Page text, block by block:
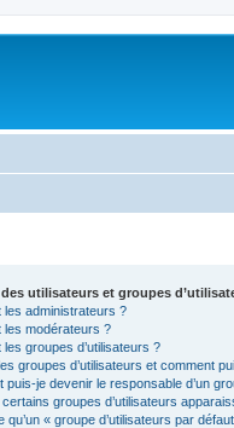
utilisateurs et groupes
les administrateurs ?
les modérateurs ?
les groupes d’utilisateurs ?
groupes d’utilisateurs et comment
puis-je devenir le responsable d’un
certains groupes d’utilisateurs
qu’un « groupe d’utilisateurs par